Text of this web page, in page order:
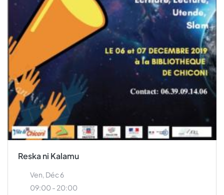
Reska ni Kalamu
Ven, Déc 6
09:00 - 20:00